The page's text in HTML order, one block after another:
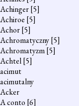
Achinger[5]
Achiroe [5]
Achor[5]
Achromatyczny[5]
Achromatyzm[5]
Achtel[5]
acimut
acimutalny
Acker
A conto [6]